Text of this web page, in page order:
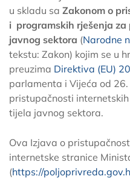
u skladu sa Zakonom o
i programskih rješenja
javnog sektora (Narodne
tekstu: Zakon) kojim se u
preuzima Direktiva (EU)
parlamenta i Vijeća od
pristupačnosti
tijela javnog sektora.
Ova Izjava o
internetske stranice
(https://